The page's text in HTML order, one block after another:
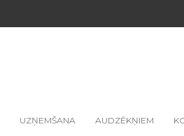
UZŅEMŠANA AUDZĒKŅIEM